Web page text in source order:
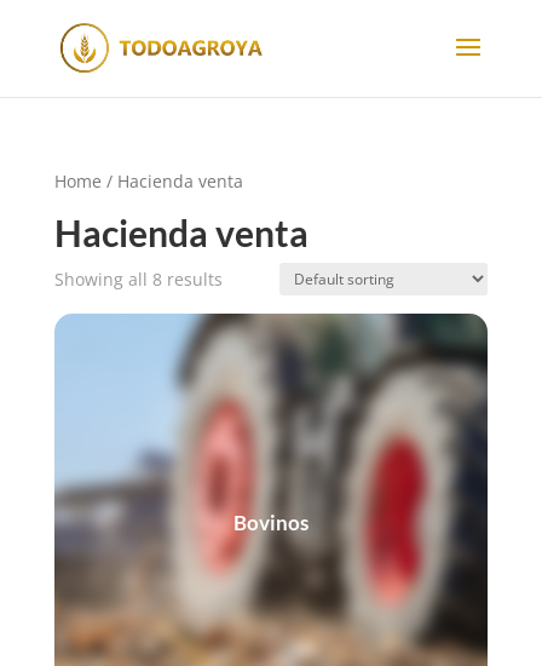
Home / Hacienda venta
Hacienda venta
Showing all 8 results
Bovinos